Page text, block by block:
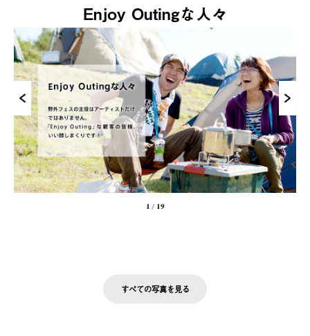
Enjoy Outingな人々
1/ 19
すべての写真を見る